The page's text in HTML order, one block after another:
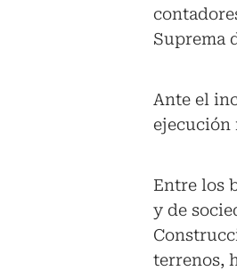
Suprema
Ante el
ejecución
Entre los
y de
terrenos,